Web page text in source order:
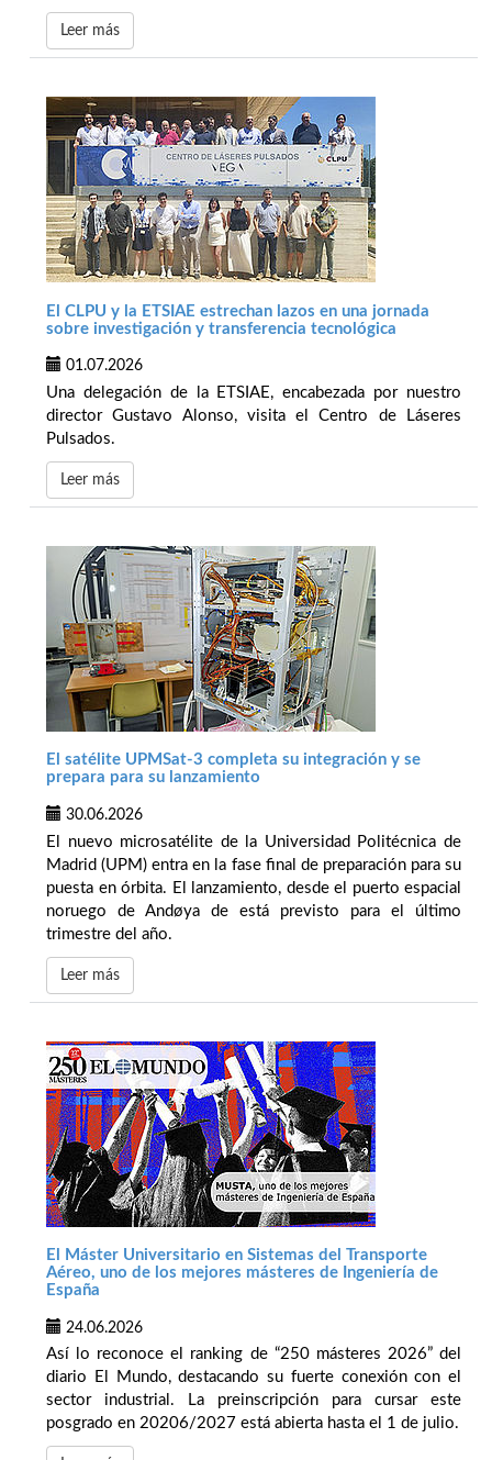
Leer más
El CLPU y la ETSIAE estrechan lazos en una jornada
sobre investigación y transferencia tecnológica
01.07.2026
Una delegación de la ETSIAE, encabezada por nuestro
director Gustavo Alonso, visita el Centro de Láseres
Pulsados.
Leer más
El satélite UPMSat-3 completa su integración y se
prepara para su lanzamiento
30.06.2026
El nuevo microsatélite de la Universidad Politécnica de
Madrid (UPM) entra en la fase final de preparación para su
puesta en órbita. El lanzamiento, desde el puerto espacial
noruego de Andøya de está previsto para el último
trimestre del año.
Leer más
El Máster Universitario en Sistemas del Transporte
Aéreo, uno de los mejores másteres de Ingeniería de
España
24.06.2026
Así lo reconoce el ranking de “250 másteres 2026” del
diario El Mundo, destacando su fuerte conexión con el
sector industrial. La preinscripción para cursar este
posgrado en 20206/2027 está abierta hasta el 1 de julio.